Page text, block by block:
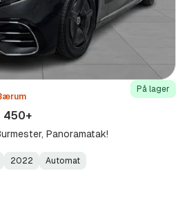
På lager
450+
Panoramatak!
2022
Automat